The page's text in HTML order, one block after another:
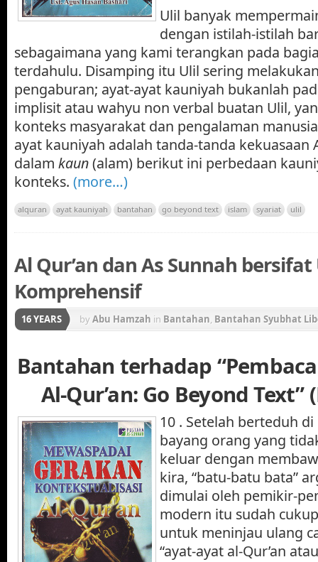
Ulil banyak
dengan istilah-istilah
sebagaimana yang kami terangkan pada
terdahulu. Disamping itu Ulil sering
pengaburan; ayat-ayat kauniyah bukanlah
implisit atau wahyu non verbal buatan Ulil,
konteks masyarakat dan pengalaman
ayat kauniyah adalah tanda-tanda kekuasaan
dalam kaun(alam) berikut ini perbedaan
konteks. (more…)
alquran ayat kauniyah bantahan go beyond text islam syariat ulil
Al Qur’an dan As Sunnah
Komprehensif
16 YEARS byAbu Hamzah in Bantahan, Bantahan Syubhat
Bantahan terhadap
Al-Qur’an: Go Beyond Text”
10 . Setelah berteduh
bayang orang yang
keluar dengan
kira, “batu-batu bata”
dimulai oleh pemikir-
modern itu sudah
untuk meninjau ulang
“ayat-ayat al-Qur’an